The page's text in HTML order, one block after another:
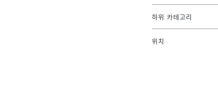
하위 카테고리
위치